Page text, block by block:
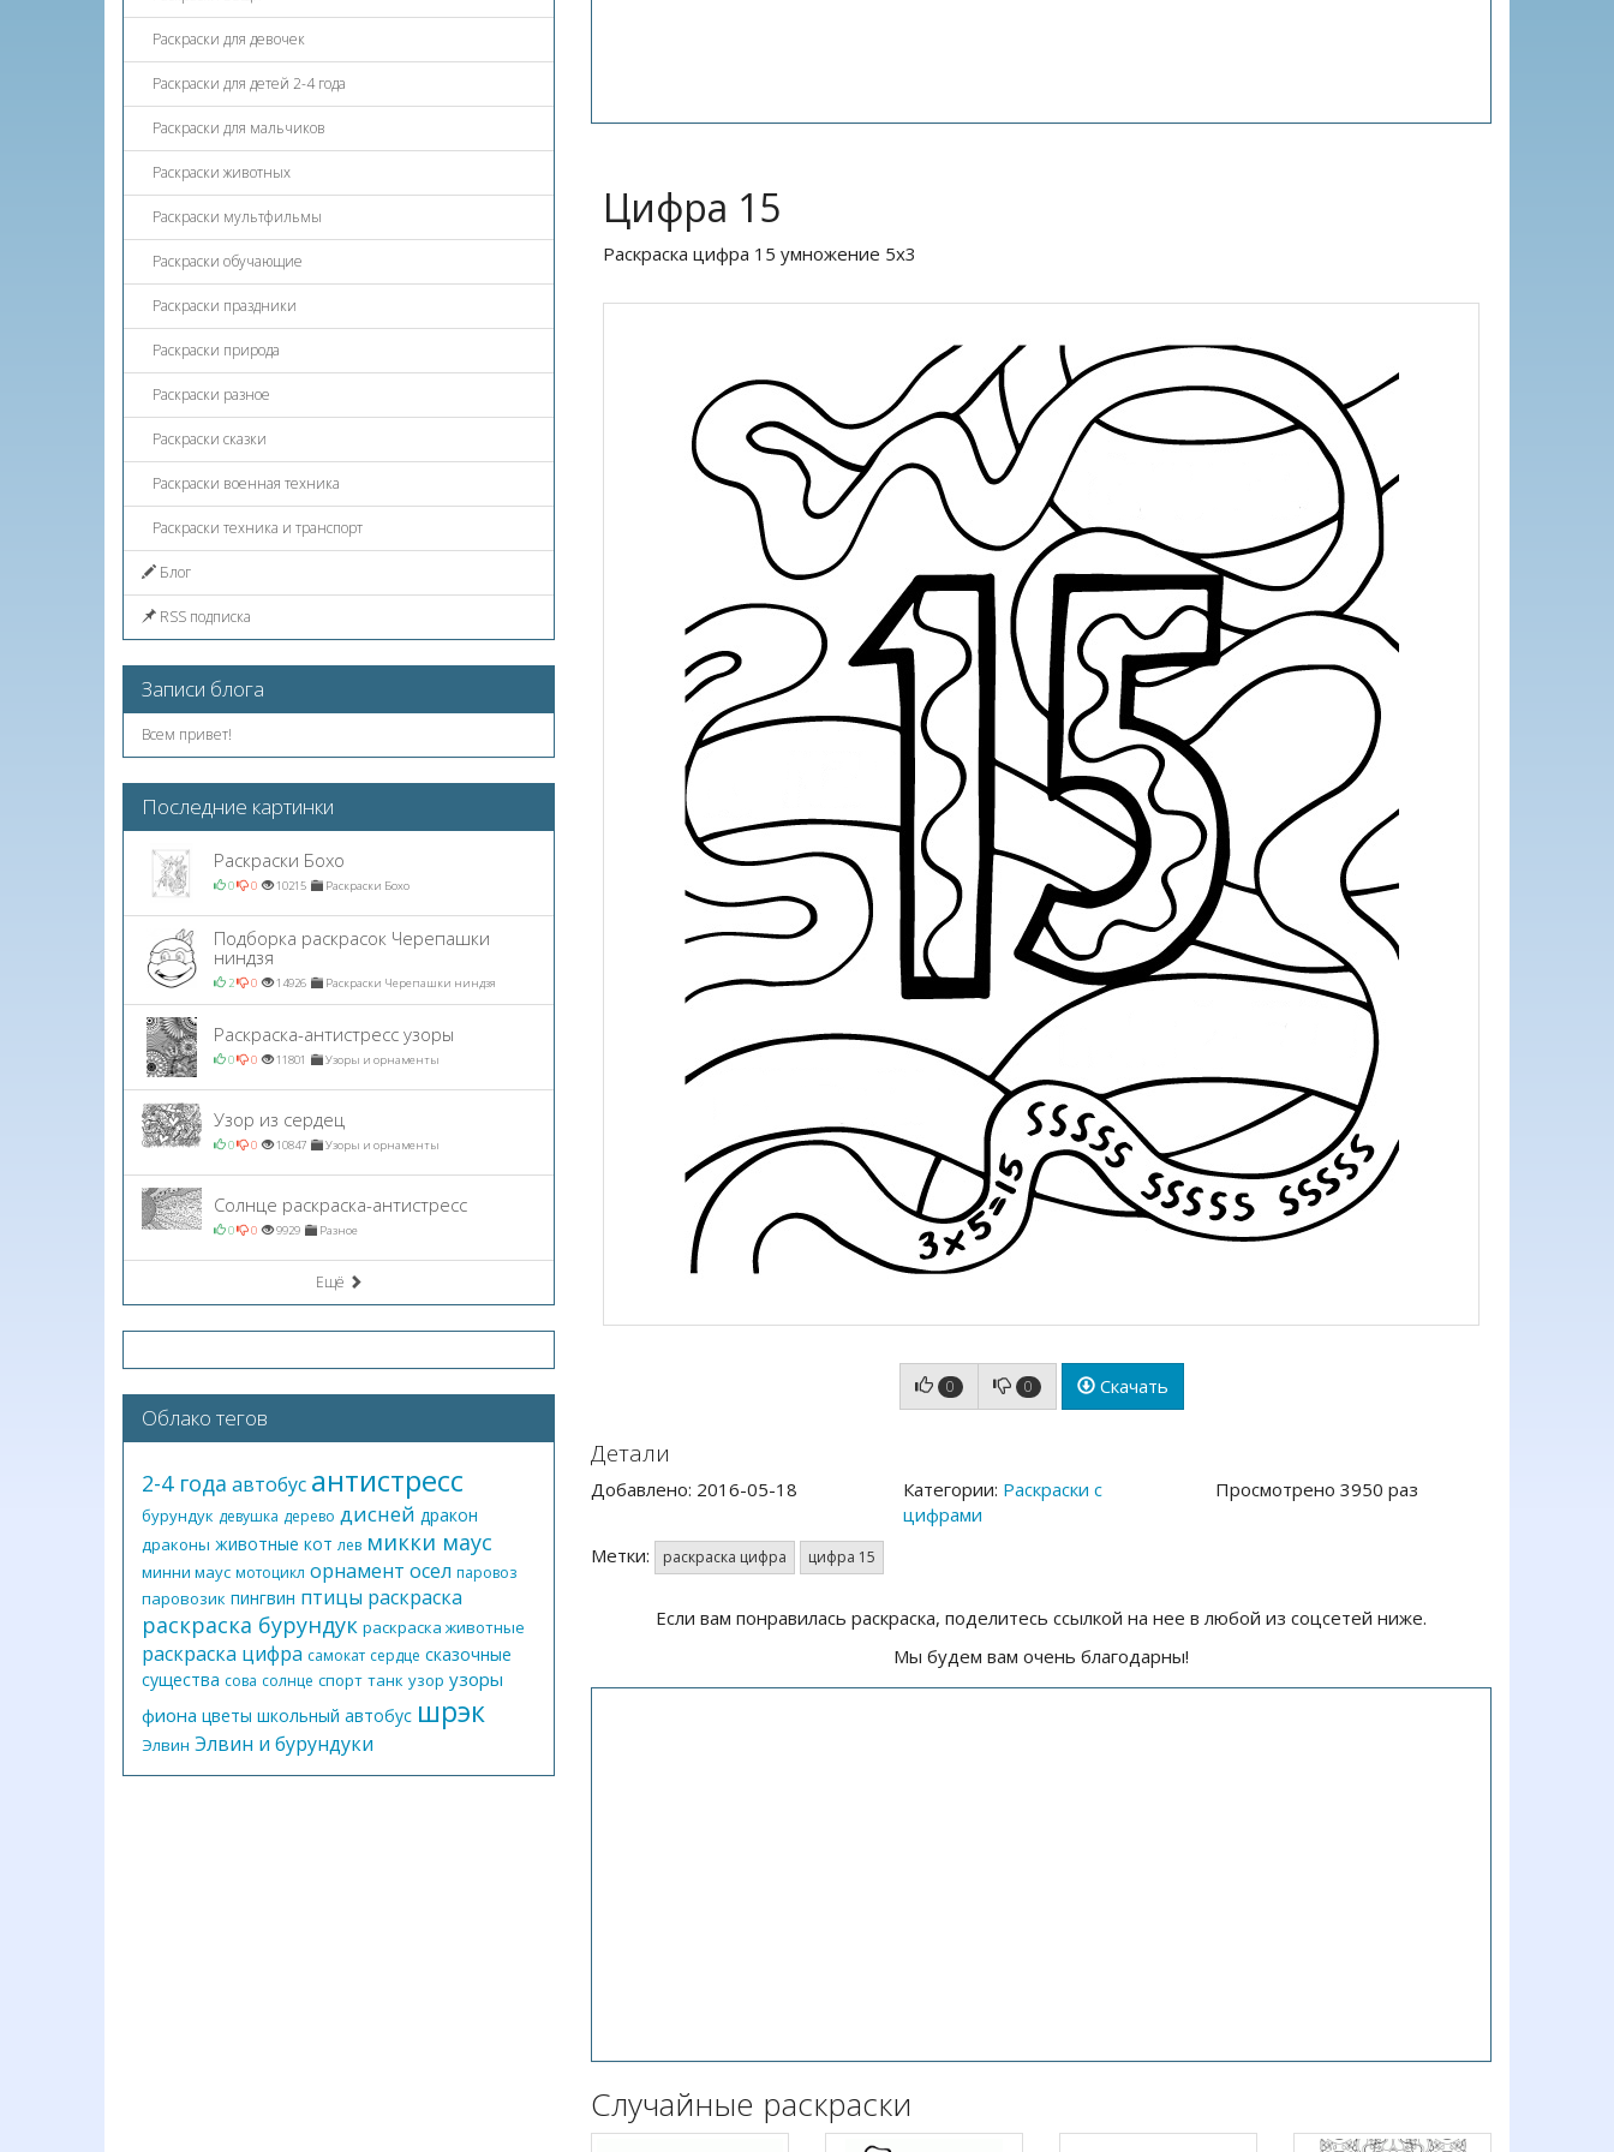
Цифра 15
Раскраска цифра 15 умножение 5х3
0 0 Скачать
Детали
Добавлено: 2016-05-18 Категории: Раскраски с
цифрами
Просмотрено 3950 раз
Метки: раскраска цифра цифра 15
Если вам понравилась раскраска, поделитесь ссылкой на нее в любой из соцсетей ниже.
Мы будем вам очень благодарны!
Случайные раскраски
Раскраски для девочек
Раскраски для детей 2-4 года
Раскраски для мальчиков
Раскраски животных
Раскраски мультфильмы
Раскраски обучающие
Раскраски праздники
Раскраски природа
Раскраски разное
Раскраски сказки
Раскраски военная техника
Раскраски техника и транспорт
Блог
RSS подписка
Записи блога
Всем привет!
Последние картинки
Раскраски Бохо
0 0 10215 Раскраски Бохо
Подборка раскрасок Черепашки
ниндзя
2 0 14926 Раскраски Черепашки ниндзя
Раскраска-антистресс узоры
0 0 11801 Узоры и орнаменты
Узор из сердец
0 0 10847 Узоры и орнаменты
Солнце раскраска-антистресс
0 0 9929 Разное
Ещё
Облако тегов
2-4 года автобус антистресс
бурундук девушка дерево дисней дракон
драконы животные кот лев микки маус
минни маус мотоцикл орнамент осел паровоз
паровозик пингвин птицы раскраска
раскраска бурундук раскраска животные
раскраска цифра самокат сердце сказочные
существа сова солнце спорт танк узор узоры
фиона цветы школьный автобус шрэк
Элвин Элвин и бурундуки